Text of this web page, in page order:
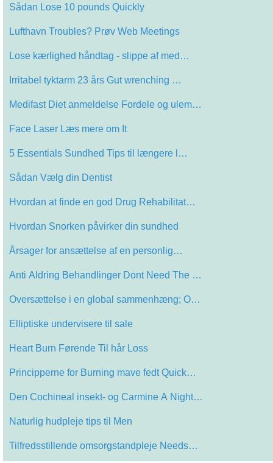
Sådan Lose 10 pounds Quickly
Lufthavn Troubles? Prøv Web Meetings
Lose kærlighed håndtag - slippe af med…
Irritabel tyktarm 23 års Gut wrenching …
Medifast Diet anmeldelse Fordele og ulem…
Face Laser Læs mere om It
5 Essentials Sundhed Tips til længere l…
Sådan Vælg din Dentist
Hvordan at finde en god Drug Rehabilitat…
Hvordan Snorken påvirker din sundhed
Årsager for ansættelse af en personlig…
Anti Aldring Behandlinger Dont Need The …
Oversættelse i en global sammenhæng; O…
Elliptiske undervisere til sale
Heart Burn Førende Til hår Loss
Principperne for Burning mave fedt Quick…
Den Cochineal insekt- og Carmine A Night…
Naturlig hudpleje tips til Men
Tilfredsstillende omsorgstandpleje Needs…